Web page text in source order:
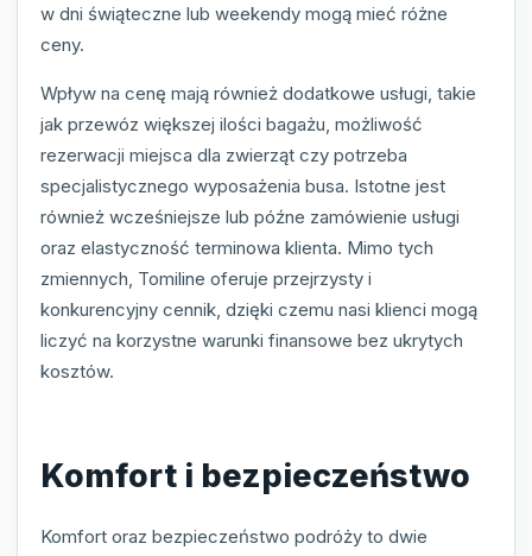
w dni świąteczne lub weekendy mogą mieć różne
ceny.
Wpływ na cenę mają również dodatkowe usługi, takie
jak przewóz większej ilości bagażu, możliwość
rezerwacji miejsca dla zwierząt czy potrzeba
specjalistycznego wyposażenia busa. Istotne jest
również wcześniejsze lub późne zamówienie usługi
oraz elastyczność terminowa klienta. Mimo tych
zmiennych, Tomiline oferuje przejrzysty i
konkurencyjny cennik, dzięki czemu nasi klienci mogą
liczyć na korzystne warunki finansowe bez ukrytych
kosztów.
Komfort i bezpieczeństwo
Komfort oraz bezpieczeństwo podróży to dwie